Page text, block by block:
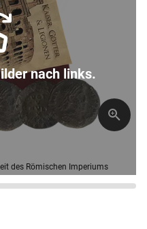
des Römischen Imperiums
nach links.